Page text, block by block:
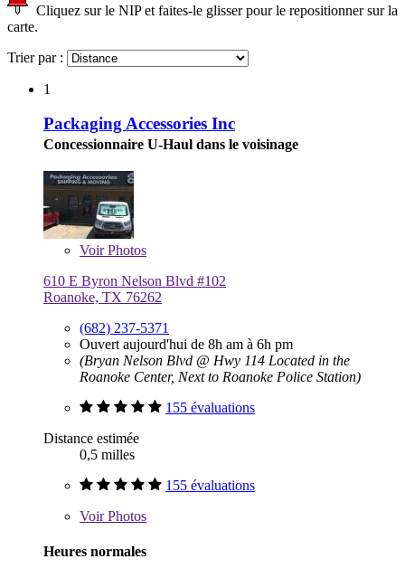
Cliquez sur le NIP et faites-le glisser pour le repositionner sur la
carte.
Trier par :
1
Packaging Accessories Inc
Concessionnaire U-Haul dans le voisinage
VoirPhotos
610 E Byron Nelson Blvd #102
Roanoke, TX 76262
(682) 237-5371
Ouvert aujourd'hui de 8h am à 6h pm
(Bryan Nelson Blvd @ Hwy 114 Located in the
Roanoke Center, Next to Roanoke Police Station)
155 évaluations
Distance estimée
0,5 milles
155 évaluations
VoirPhotos
Heures normales